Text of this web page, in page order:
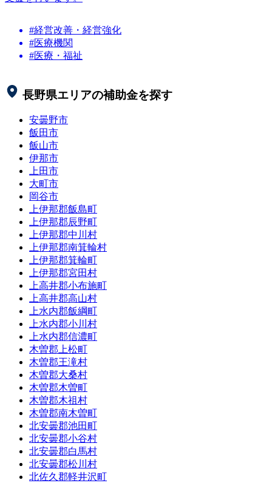
#経営改善・経営強化
#医療機関
#医療・福祉
長野県エリアの補助金を探す
安曇野市
飯田市
飯山市
伊那市
上田市
大町市
岡谷市
上伊那郡飯島町
上伊那郡辰野町
上伊那郡中川村
上伊那郡南箕輪村
上伊那郡箕輪町
上伊那郡宮田村
上高井郡小布施町
上高井郡高山村
上水内郡飯綱町
上水内郡小川村
上水内郡信濃町
木曽郡上松町
木曽郡王滝村
木曽郡大桑村
木曽郡木曽町
木曽郡木祖村
木曽郡南木曽町
北安曇郡池田町
北安曇郡小谷村
北安曇郡白馬村
北安曇郡松川村
北佐久郡軽井沢町